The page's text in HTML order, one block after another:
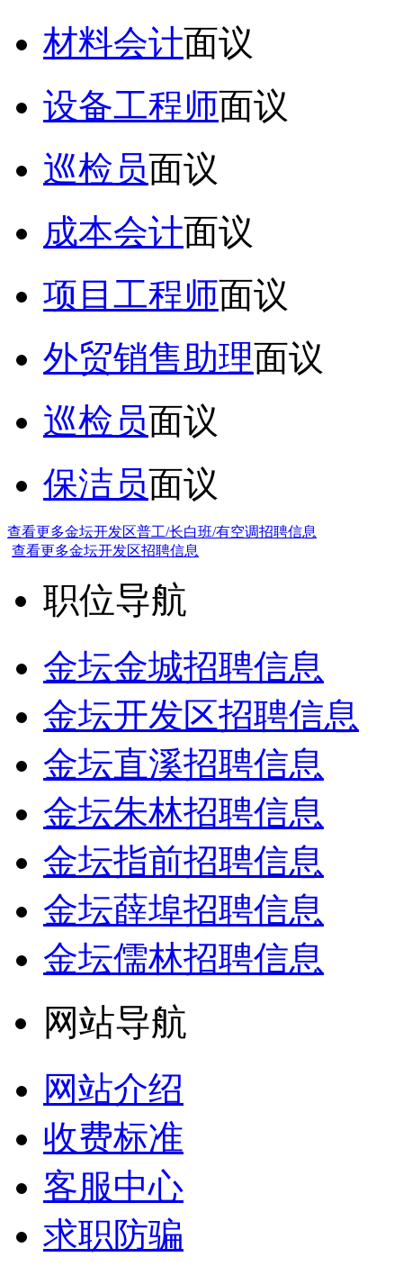
材料会计面议
设备工程师面议
巡检员面议
成本会计面议
项目工程师面议
外贸销售助理面议
巡检员面议
保洁员面议
查看更多金坛开发区普工/长白班/有空调招聘信息
查看更多金坛开发区招聘信息
职位导航
金坛金城招聘信息
金坛开发区招聘信息
金坛直溪招聘信息
金坛朱林招聘信息
金坛指前招聘信息
金坛薛埠招聘信息
金坛儒林招聘信息
网站导航
网站介绍
收费标准
客服中心
求职防骗